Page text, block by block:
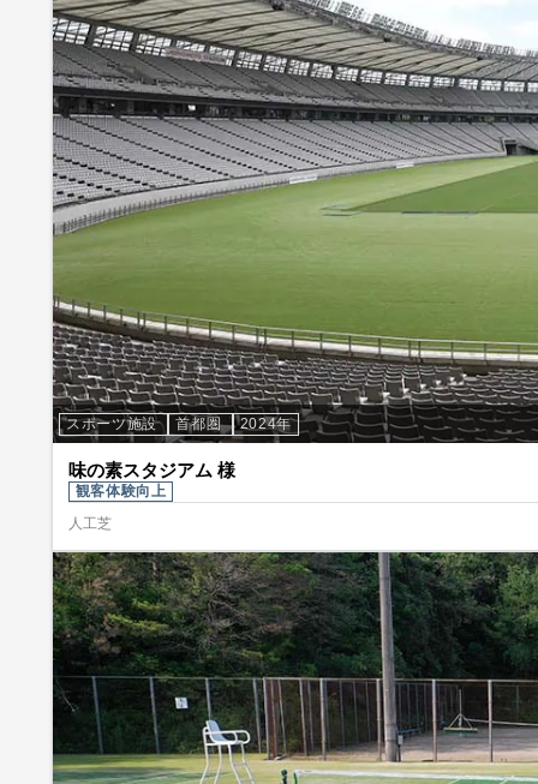
スポーツ施設 首都圏 2024年
味の素スタジアム 様
観客体験向上
人工芝